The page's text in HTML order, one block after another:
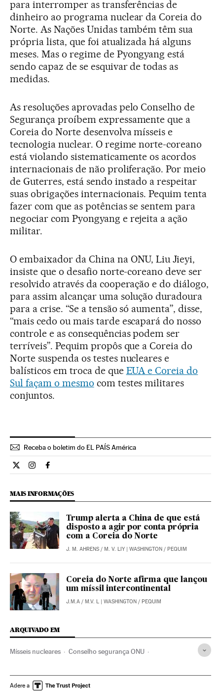
para interromper as transferências de
dinheiro ao programa nuclear da Coreia do
Norte. As Nações Unidas também têm sua
própria lista, que foi atualizada há alguns
meses. Mas o regime de Pyongyang está
sendo capaz de se esquivar de todas as
medidas.
As resoluções aprovadas pelo Conselho de
Segurança proíbem expressamente que a
Coreia do Norte desenvolva mísseis e
tecnologia nuclear. O regime norte-coreano
está violando sistematicamente os acordos
internacionais de não proliferação. Por meio
de Guterres, está sendo instado a respeitar
suas obrigações internacionais. Pequim tenta
fazer com que as potências se sentem para
negociar com Pyongyang e rejeita a ação
militar.
O embaixador da China na ONU, Liu Jieyi,
insiste que o desafio norte-coreano deve ser
resolvido através da cooperação e do diálogo,
para assim alcançar uma solução duradoura
para a crise. “Se a tensão só aumenta”, disse,
“mais cedo ou mais tarde escapará do nosso
controle e as consequências podem ser
terríveis”. Pequim propôs que a Coreia do
Norte suspenda os testes nucleares e
balísticos em troca de que EUA e Coreia do
Sul façam o mesmo com testes militares
conjuntos.
Receba o boletim do EL PAÍS América
Internacional El País Brasil en Twitter
Internacional El País Brasil en Instagram
Internacional El País Brasil en Facebook
MAIS INFORMAÇÕES
Trump alerta a China de que está
disposto a agir por conta própria
com a Coreia do Norte
J. M. AHRENS / M. V. LIY | WASHINGTON / PEQUIM
Coreia do Norte afirma que lançou
um míssil intercontinental
J.M.A / M.V. L | WASHINGTON / PEQUIM
ARQUIVADO EM
Mísseis nucleares Conselho segurança ONU
China ONU Ásia oriental
Adere a